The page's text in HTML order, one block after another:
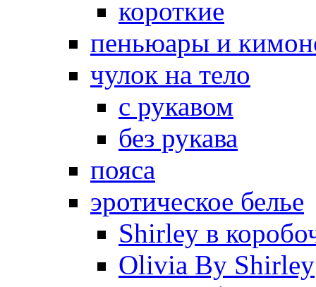
короткие
пеньюары и
чулок на тело
с рукавом
без рукава
пояса
эротическое белье
Shirley в
Olivia By Shirley